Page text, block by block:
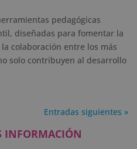
pedagógicas
diseñadas para fomentar la
colaboración entre los más
solo contribuyen al desarrollo
Entradas siguientes »
INFORMACIÓN